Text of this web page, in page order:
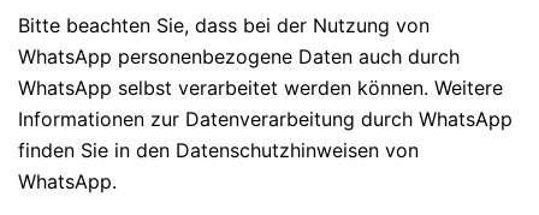
Bitte beachten Sie, dass bei der Nutzung von
WhatsApp personenbezogene Daten auch durch
WhatsApp selbst verarbeitet werden können. Weitere
Informationen zur Datenverarbeitung durch WhatsApp
finden Sie in den Datenschutzhinweisen von
WhatsApp.